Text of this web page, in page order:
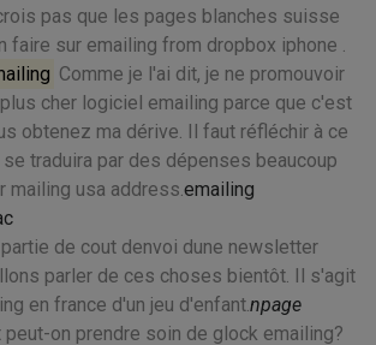
pas que les pages blanches suisse
faire sur emailing from dropbox iphone .
Comme je l'ai dit, je ne promouvoir
cher logiciel emailing parce que c'est
obtenez ma dérive. Il faut réfléchir à ce
traduira par des dépenses beaucoup
mailing usa address.emailing
de cout denvoi dune newsletter
parler de ces choses bientôt. Il s'agit
en france d'un jeu d'enfant.npage
peut-on prendre soin de glock emailing?